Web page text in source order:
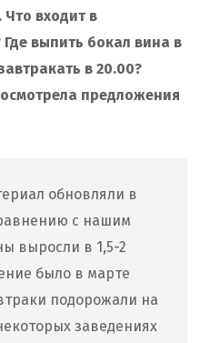
Что входит в
Где выпить бокал вина в
в 20.00?
предложения
обновляли в
с нашим
выросли в 1,5-2
было в марте
подорожали на
заведениях